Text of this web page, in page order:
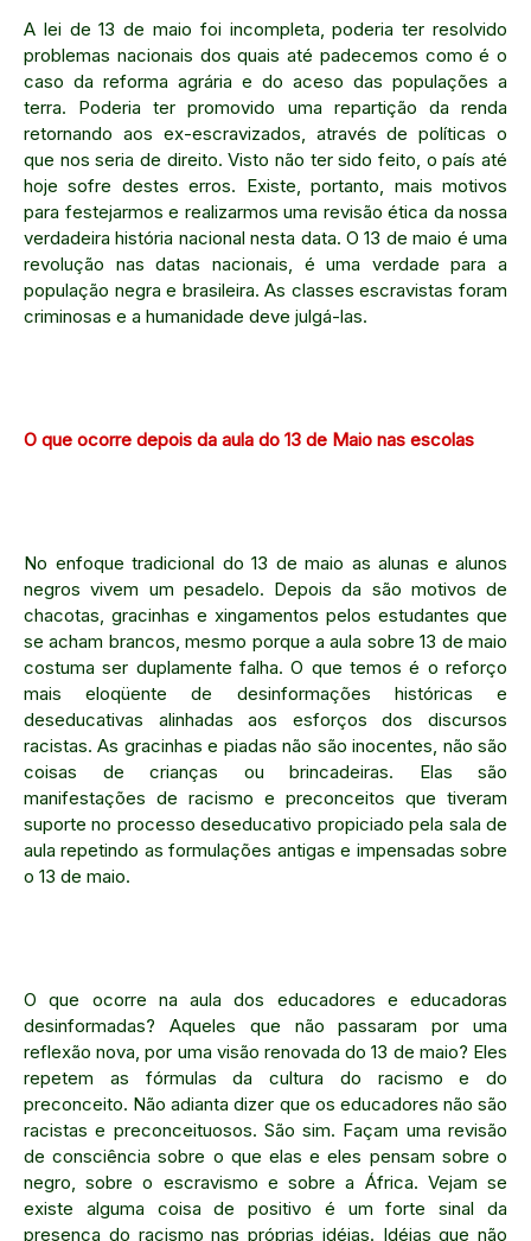
A lei de 13 de maio foi incompleta, poderia ter resolvido
problemas nacionais dos quais até padecemos como é o
caso da reforma agrária e do aceso das populações a
terra. Poderia ter promovido uma repartição da renda
retornando aos ex-escravizados, através de políticas o
que nos seria de direito. Visto não ter sido feito, o país até
hoje sofre destes erros. Existe, portanto, mais motivos
para festejarmos e realizarmos uma revisão ética da nossa
verdadeira história nacional nesta data. O 13 de maio é uma
revolução nas datas nacionais, é uma verdade para a
população negra e brasileira. As classes escravistas foram
criminosas e a humanidade deve julgá-las.
O que ocorre depois da aula do 13 de Maio nas escolas
No enfoque tradicional do 13 de maio as alunas e alunos
negros vivem um pesadelo. Depois da são motivos de
chacotas, gracinhas e xingamentos pelos estudantes que
se acham brancos, mesmo porque a aula sobre 13 de maio
costuma ser duplamente falha. O que temos é o reforço
mais eloqüente de desinformações históricas e
deseducativas alinhadas aos esforços dos discursos
racistas. As gracinhas e piadas não são inocentes, não são
coisas de crianças ou brincadeiras. Elas são
manifestações de racismo e preconceitos que tiveram
suporte no processo deseducativo propiciado pela sala de
aula repetindo as formulações antigas e impensadas sobre
o 13 de maio.
O que ocorre na aula dos educadores e educadoras
desinformadas? Aqueles que não passaram por uma
reflexão nova, por uma visão renovada do 13 de maio? Eles
repetem as fórmulas da cultura do racismo e do
preconceito. Não adianta dizer que os educadores não são
racistas e preconceituosos. São sim. Façam uma revisão
de consciência sobre o que elas e eles pensam sobre o
negro, sobre o escravismo e sobre a África. Vejam se
existe alguma coisa de positivo é um forte sinal da
presença do racismo nas próprias idéias. Idéias que não